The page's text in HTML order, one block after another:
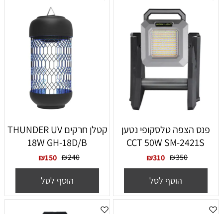
פנס הצפה טלסקופי נטען
CCT 50W SM-2421S
₪350
₪310
הוסף לסל
קטלן חרקים THUNDER UV
18W GH-18D/B
₪240
₪150
הוסף לסל